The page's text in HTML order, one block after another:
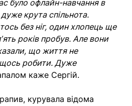
було офлайн-навчання в
дуже крута спільнота.
без ніг, один хлопець ще
років пробув. Але вони
що життя не
щось робити. Дуже
каже Сергій.
курувала відома